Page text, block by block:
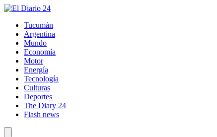
Tucumán
Argentina
Mundo
Economía
Motor
Energía
Tecnología
Culturas
Deportes
The Diary 24
Flash news